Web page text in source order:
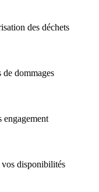
des déchets
de dommages
engagement
disponibilités